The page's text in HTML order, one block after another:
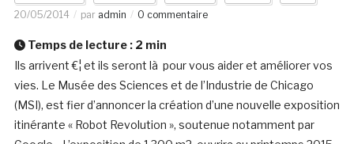
20/05/2014 par admin 0 commentaire
Temps de lecture : 2 min
Ils arrivent €¦ et ils seront là pour vous aider et améliorer vos
vies. Le Musée des Sciences et de l’Industrie de Chicago
(MSI), est fier d’annoncer la création d’une nouvelle exposition
itinérante « Robot Revolution », soutenue notamment par